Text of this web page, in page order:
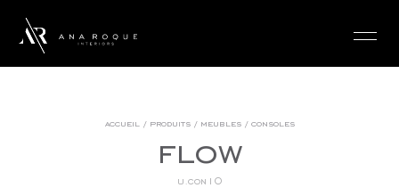
accueil/ produits/ meubles/ consoles
flow
u.con10